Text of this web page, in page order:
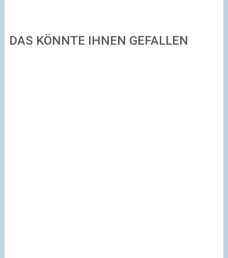
DAS KÖNNTE IHNEN GEFALLEN